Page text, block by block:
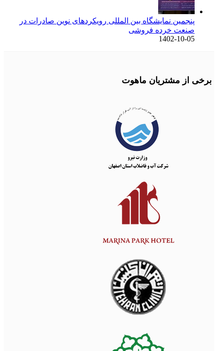
پنجمین نمایشگاه بین المللی رویکردهای نوین صادرات در
صنعت خرده فروشی
1402-10-05
برخی از مشتریان ماهوت